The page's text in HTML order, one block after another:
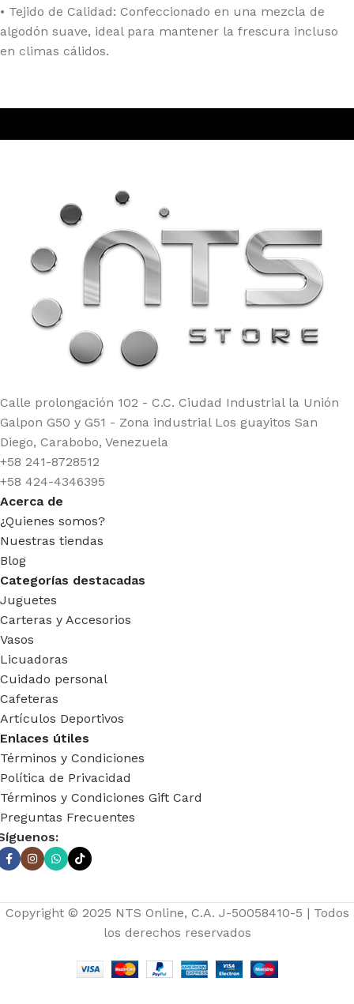
• Tejido de Calidad: Confeccionado en una mezcla de
algodón suave, ideal para mantener la frescura incluso
en climas cálidos.
Calle prolongación 102 - C.C. Ciudad Industrial la Unión
Galpon G50 y G51 - Zona industrial Los guayitos San
Diego, Carabobo, Venezuela
+58 241-8728512
+58 424-4346395
Acerca de
¿Quienes somos?
Nuestras tiendas
Blog
Categorías destacadas
Juguetes
Carteras y Accesorios
Vasos
Licuadoras
Cuidado personal
Cafeteras
Artículos Deportivos
Enlaces útiles
Términos y Condiciones
Política de Privacidad
Términos y Condiciones Gift Card
Preguntas Frecuentes
Copyright © 2025 NTS Online, C.A. J-50058410-5 | Todos
los derechos reservados